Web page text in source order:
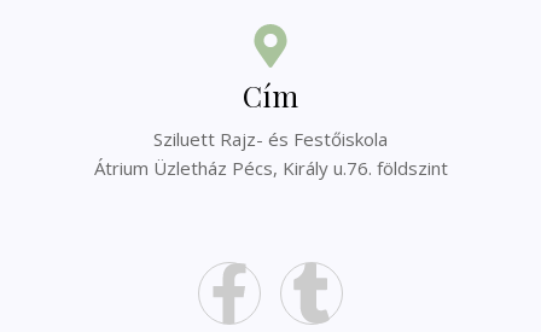
Cím
Sziluett Rajz- és Festőiskola
Átrium Üzletház Pécs, Király u.76. földszint